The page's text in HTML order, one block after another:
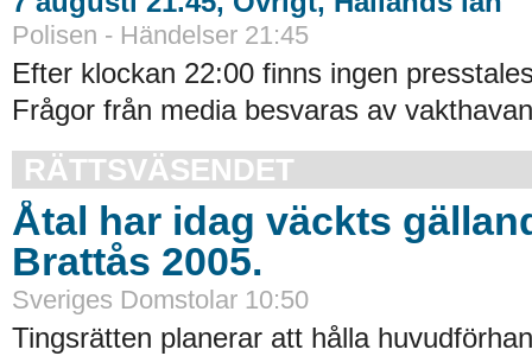
Polisen - Händelser 21:45
Efter klockan 22:00 finns ingen
Frågor från media besvaras av
RÄTTSVÄSENDET
Åtal har idag väckts
Brattås 2005.
Sveriges Domstolar 10:50
Tingsrätten planerar att hålla